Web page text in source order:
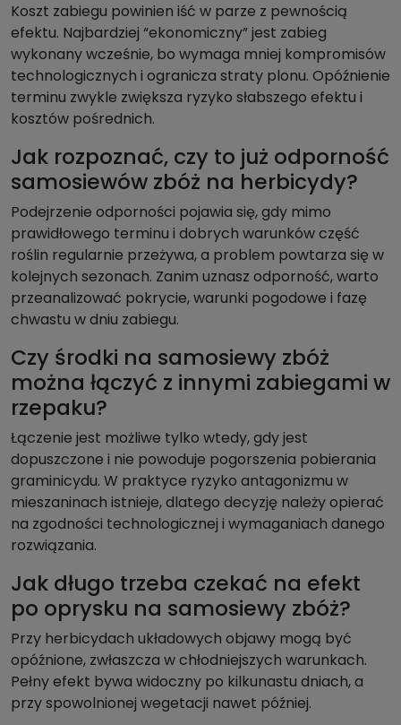
Koszt zabiegu powinien iść w parze z pewnością
efektu. Najbardziej “ekonomiczny” jest zabieg
wykonany wcześnie, bo wymaga mniej kompromisów
technologicznych i ogranicza straty plonu. Opóźnienie
terminu zwykle zwiększa ryzyko słabszego efektu i
kosztów pośrednich.
Jak rozpoznać, czy to już odporność
samosiewów zbóż na herbicydy?
Podejrzenie odporności pojawia się, gdy mimo
prawidłowego terminu i dobrych warunków część
roślin regularnie przeżywa, a problem powtarza się w
kolejnych sezonach. Zanim uznasz odporność, warto
przeanalizować pokrycie, warunki pogodowe i fazę
chwastu w dniu zabiegu.
Czy środki na samosiewy zbóż
można łączyć z innymi zabiegami w
rzepaku?
Łączenie jest możliwe tylko wtedy, gdy jest
dopuszczone i nie powoduje pogorszenia pobierania
graminicydu. W praktyce ryzyko antagonizmu w
mieszaninach istnieje, dlatego decyzję należy opierać
na zgodności technologicznej i wymaganiach danego
rozwiązania.
Jak długo trzeba czekać na efekt
po oprysku na samosiewy zbóż?
Przy herbicydach układowych objawy mogą być
opóźnione, zwłaszcza w chłodniejszych warunkach.
Pełny efekt bywa widoczny po kilkunastu dniach, a
przy spowolnionej wegetacji nawet później.